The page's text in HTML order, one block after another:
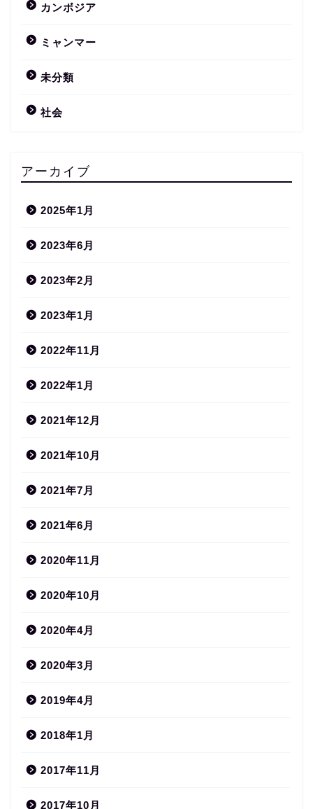
カンボジア
ミャンマー
未分類
社会
アーカイブ
2025年1月
2023年6月
2023年2月
2023年1月
2022年11月
2022年1月
2021年12月
2021年10月
2021年7月
2021年6月
2020年11月
2020年10月
2020年4月
2020年3月
2019年4月
2018年1月
2017年11月
2017年10月